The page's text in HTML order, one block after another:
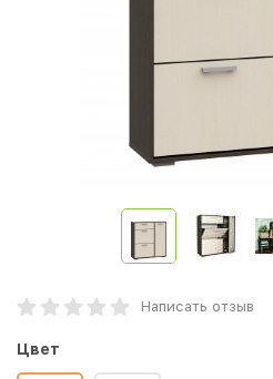
Написать отзыв
Цвет